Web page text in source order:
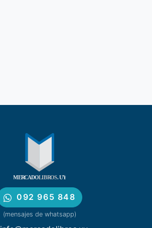
092 965 848
(mensajes de whatsapp)